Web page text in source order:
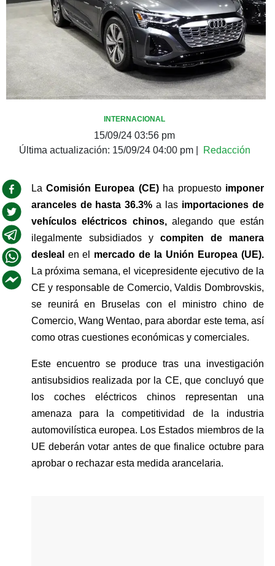
INTERNACIONAL
15/09/24 03:56 pm
Última actualización: 15/09/24 04:00 pm| Redacción
La Comisión Europea (CE) ha propuesto imponer
aranceles de hasta 36.3% a las importaciones de
vehículos eléctricos chinos, alegando que están
ilegalmente subsidiados y compiten de manera
desleal en el mercado de la Unión Europea (UE).
La próxima semana, el vicepresidente ejecutivo de la
CE y responsable de Comercio, Valdis Dombrovskis,
se reunirá en Bruselas con el ministro chino de
Comercio, Wang Wentao, para abordar este tema, así
como otras cuestiones económicas y comerciales.
Este encuentro se produce tras una investigación
antisubsidios realizada por la CE, que concluyó que
los coches eléctricos chinos representan una
amenaza para la competitividad de la industria
automovilística europea. Los Estados miembros de la
UE deberán votar antes de que finalice octubre para
aprobar o rechazar esta medida arancelaria.